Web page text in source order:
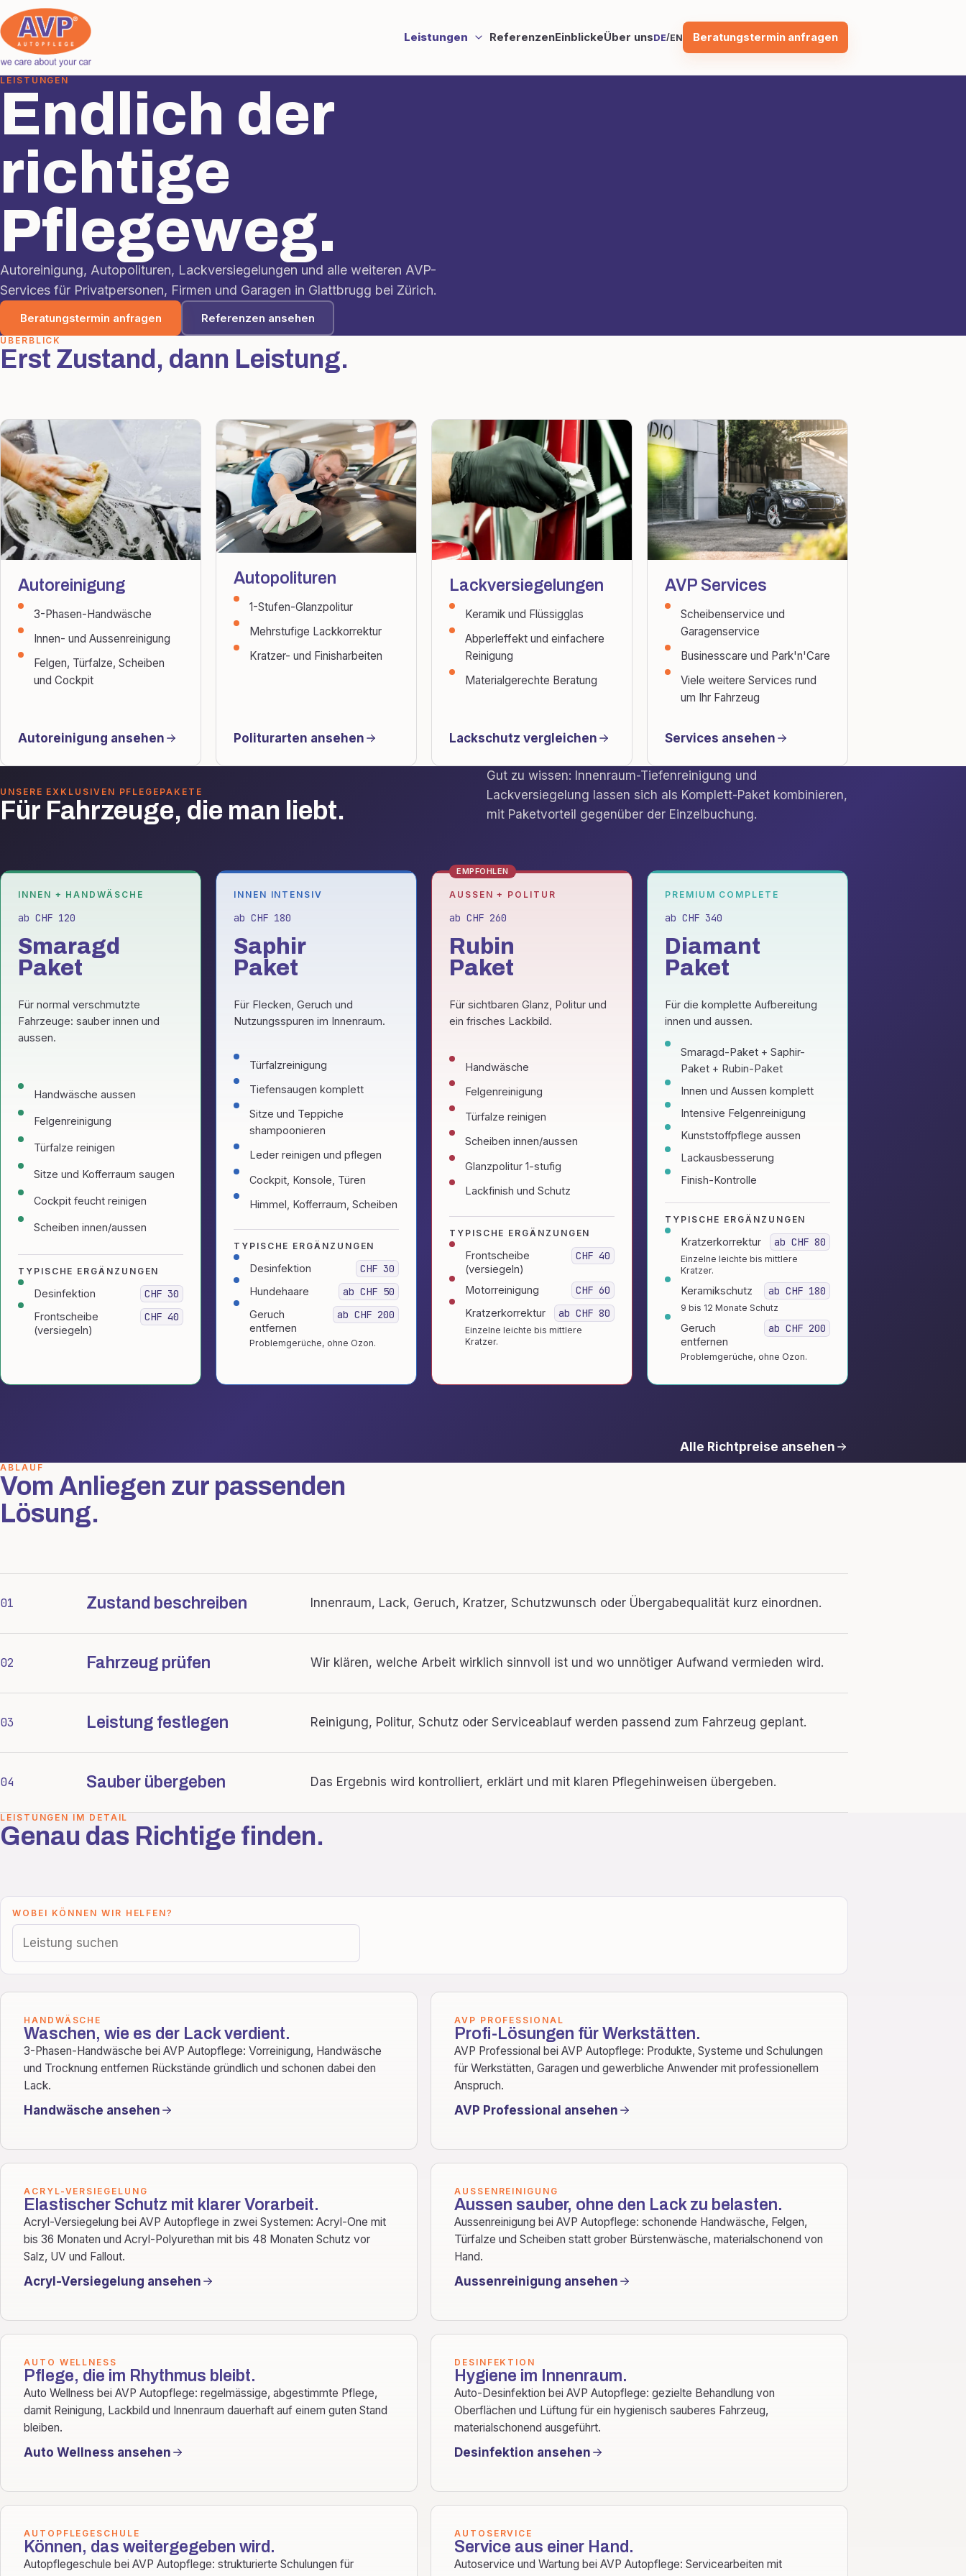
Leistungen ReferenzenEinblickeÜber unsDE/EN Beratungstermin anfragen
LEISTUNGEN
Endlich der
richtige
Pflegeweg.
Autoreinigung, Autopolituren, Lackversiegelungen und alle weiteren AVP-
Services für Privatpersonen, Firmen und Garagen in Glattbrugg bei Zürich.
Beratungstermin anfragen Referenzen ansehen
ÜBERBLICK
Erst Zustand, dann Leistung.
Autoreinigung
3-Phasen-Handwäsche
Innen- und Aussenreinigung
Felgen, Türfalze, Scheiben
und Cockpit
Autoreinigung ansehen
Autopolituren
1-Stufen-Glanzpolitur
Mehrstufige Lackkorrektur
Kratzer- und Finisharbeiten
Politurarten ansehen
Lackversiegelungen
Keramik und Flüssigglas
Abperleffekt und einfachere
Reinigung
Materialgerechte Beratung
Lackschutz vergleichen
AVP Services
Scheibenservice und
Garagenservice
Businesscare und Park'n'Care
Viele weitere Services rund
um Ihr Fahrzeug
Services ansehen
UNSERE EXKLUSIVEN PFLEGEPAKETE
Für Fahrzeuge, die man liebt.
Gut zu wissen: Innenraum-Tiefenreinigung und
Lackversiegelung lassen sich als Komplett-Paket kombinieren,
mit Paketvorteil gegenüber der Einzelbuchung.
INNEN + HANDWÄSCHE
ab CHF 120
Smaragd
Paket
Für normal verschmutzte
Fahrzeuge: sauber innen und
aussen.
Handwäsche aussen
Felgenreinigung
Türfalze reinigen
Sitze und Kofferraum saugen
Cockpit feucht reinigen
Scheiben innen/aussen
TYPISCHE ERGÄNZUNGEN
Desinfektion CHF 30
Frontscheibe
(versiegeln)
CHF 40
INNEN INTENSIV
ab CHF 180
Saphir
Paket
Für Flecken, Geruch und
Nutzungsspuren im Innenraum.
Türfalzreinigung
Tiefensaugen komplett
Sitze und Teppiche
shampoonieren
Leder reinigen und pflegen
Cockpit, Konsole, Türen
Himmel, Kofferraum, Scheiben
TYPISCHE ERGÄNZUNGEN
Desinfektion CHF 30
Hundehaare ab CHF 50
Geruch
entfernen
ab CHF 200
Problemgerüche, ohne Ozon.
EMPFOHLEN
AUSSEN + POLITUR
ab CHF 260
Rubin
Paket
Für sichtbaren Glanz, Politur und
ein frisches Lackbild.
Handwäsche
Felgenreinigung
Türfalze reinigen
Scheiben innen/aussen
Glanzpolitur 1-stufig
Lackfinish und Schutz
TYPISCHE ERGÄNZUNGEN
Frontscheibe
(versiegeln)
CHF 40
Motorreinigung CHF 60
Kratzerkorrektur ab CHF 80
Einzelne leichte bis mittlere
Kratzer.
PREMIUM COMPLETE
ab CHF 340
Diamant
Paket
Für die komplette Aufbereitung
innen und aussen.
Smaragd-Paket + Saphir-
Paket + Rubin-Paket
Innen und Aussen komplett
Intensive Felgenreinigung
Kunststoffpflege aussen
Lackausbesserung
Finish-Kontrolle
TYPISCHE ERGÄNZUNGEN
Kratzerkorrektur ab CHF 80
Einzelne leichte bis mittlere
Kratzer.
Keramikschutz ab CHF 180
9 bis 12 Monate Schutz
Geruch
entfernen
ab CHF 200
Problemgerüche, ohne Ozon.
Alle Richtpreise ansehen
ABLAUF
Vom Anliegen zur passenden
Lösung.
01 Zustand beschreiben Innenraum, Lack, Geruch, Kratzer, Schutzwunsch oder Übergabequalität kurz einordnen.
02 Fahrzeug prüfen Wir klären, welche Arbeit wirklich sinnvoll ist und wo unnötiger Aufwand vermieden wird.
03 Leistung festlegen Reinigung, Politur, Schutz oder Serviceablauf werden passend zum Fahrzeug geplant.
04 Sauber übergeben Das Ergebnis wird kontrolliert, erklärt und mit klaren Pflegehinweisen übergeben.
LEISTUNGEN IM DETAIL
Genau das Richtige finden.
WOBEI KÖNNEN WIR HELFEN?
HANDWÄSCHE
Waschen, wie es der Lack verdient.
3-Phasen-Handwäsche bei AVP Autopflege: Vorreinigung, Handwäsche
und Trocknung entfernen Rückstände gründlich und schonen dabei den
Lack.
Handwäsche ansehen
AVP PROFESSIONAL
Profi-Lösungen für Werkstätten.
AVP Professional bei AVP Autopflege: Produkte, Systeme und Schulungen
für Werkstätten, Garagen und gewerbliche Anwender mit professionellem
Anspruch.
AVP Professional ansehen
ACRYL-VERSIEGELUNG
Elastischer Schutz mit klarer Vorarbeit.
Acryl-Versiegelung bei AVP Autopflege in zwei Systemen: Acryl-One mit
bis 36 Monaten und Acryl-Polyurethan mit bis 48 Monaten Schutz vor
Salz, UV und Fallout.
Acryl-Versiegelung ansehen
AUSSENREINIGUNG
Aussen sauber, ohne den Lack zu belasten.
Aussenreinigung bei AVP Autopflege: schonende Handwäsche, Felgen,
Türfalze und Scheiben statt grober Bürstenwäsche, materialschonend von
Hand.
Aussenreinigung ansehen
AUTO WELLNESS
Pflege, die im Rhythmus bleibt.
Auto Wellness bei AVP Autopflege: regelmässige, abgestimmte Pflege,
damit Reinigung, Lackbild und Innenraum dauerhaft auf einem guten Stand
bleiben.
Auto Wellness ansehen
DESINFEKTION
Hygiene im Innenraum.
Auto-Desinfektion bei AVP Autopflege: gezielte Behandlung von
Oberflächen und Lüftung für ein hygienisch sauberes Fahrzeug,
materialschonend ausgeführt.
Desinfektion ansehen
AUTOPFLEGESCHULE
Können, das weitergegeben wird.
Autopflegeschule bei AVP Autopflege: strukturierte Schulungen für
AUTOSERVICE
Service aus einer Hand.
Autoservice und Wartung bei AVP Autopflege: Servicearbeiten mit